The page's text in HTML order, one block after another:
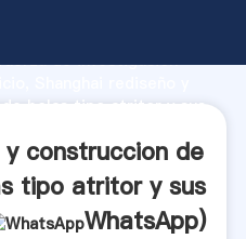
de investigación
bolas tipo atritor y sus
construccion de
tipo atritor y sus
WhatsApp)